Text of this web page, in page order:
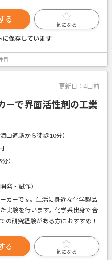
る
気になる
に保存しています
目
更新日： 4日前
ーで界面活性剤の工業
山道駅から徒歩10分）
）
発・試作）
カーです。生活に身近な化学製品
実験を行います。化学系出身で合
の研究経験がある方におすすめ！
る
気になる